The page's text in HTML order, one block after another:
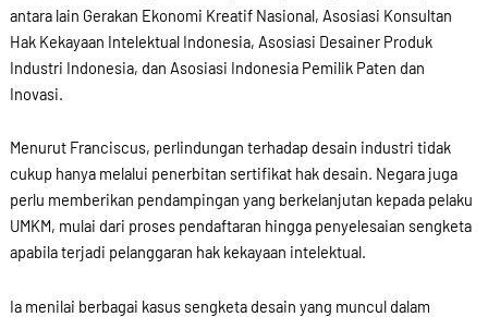
antara lain Gerakan Ekonomi Kreatif Nasional, Asosiasi Konsultan
Hak Kekayaan Intelektual Indonesia, Asosiasi Desainer Produk
Industri Indonesia, dan Asosiasi Indonesia Pemilik Paten dan
Inovasi.
Menurut Franciscus, perlindungan terhadap desain industri tidak
cukup hanya melalui penerbitan sertifikat hak desain. Negara juga
perlu memberikan pendampingan yang berkelanjutan kepada pelaku
UMKM, mulai dari proses pendaftaran hingga penyelesaian sengketa
apabila terjadi pelanggaran hak kekayaan intelektual.
Ia menilai berbagai kasus sengketa desain yang muncul dalam